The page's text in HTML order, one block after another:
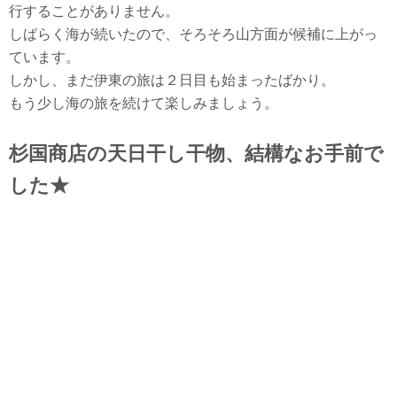
行することがありません。
しばらく海が続いたので、そろそろ山方面が候補に上がっ
ています。
しかし、まだ伊東の旅は２日目も始まったばかり。
もう少し海の旅を続けて楽しみましょう。
杉国商店の天日干し干物、結構なお手前で
した★